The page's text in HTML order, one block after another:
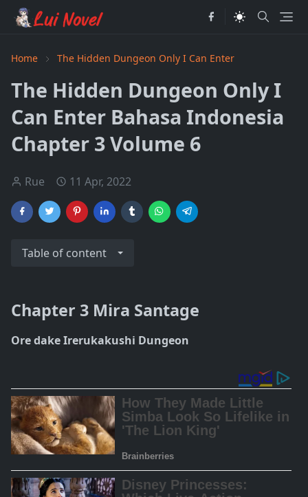
Home The Hidden Dungeon Only I Can Enter
The Hidden Dungeon Only I
Can Enter Bahasa Indonesia
Chapter 3 Volume 6
Rue 11 Apr, 2022
Table of content
Chapter 3 Mira Santage
Ore dake Irerukakushi Dungeon